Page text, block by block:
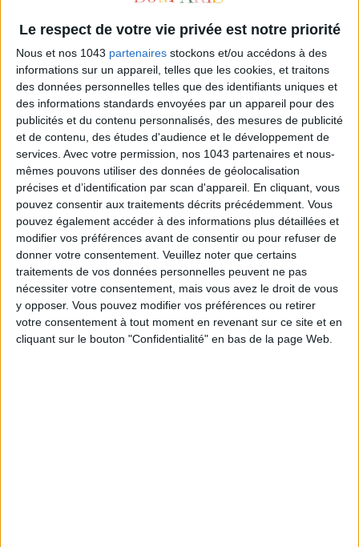
Le respect de votre vie privée est notre priorité
Nous et nos 1043 partenaires stockons et/ou accédons à des
informations sur un appareil, telles que les cookies, et traitons
des données personnelles telles que des identifiants uniques et
des informations standards envoyées par un appareil pour des
publicités et du contenu personnalisés, des mesures de publicité
et de contenu, des études d'audience et le développement de
services. Avec votre permission, nos 1043 partenaires et nous-
mêmes pouvons utiliser des données de géolocalisation
précises et d’identification par scan d'appareil. En cliquant, vous
pouvez consentir aux traitements décrits précédemment. Vous
pouvez également accéder à des informations plus détaillées et
modifier vos préférences avant de consentir ou pour refuser de
donner votre consentement. Veuillez noter que certains
traitements de vos données personnelles peuvent ne pas
nécessiter votre consentement, mais vous avez le droit de vous
y opposer. Vous pouvez modifier vos préférences ou retirer
votre consentement à tout moment en revenant sur ce site et en
cliquant sur le bouton "Confidentialité" en bas de la page Web.
ADOPT PARFUMS IS REVOLUTIONIZING AFFORDABLE MADE-IN-FRANCE
FRAGRANCES
15 IDEAS FOR ENJOYING AUGUST IN PARIS